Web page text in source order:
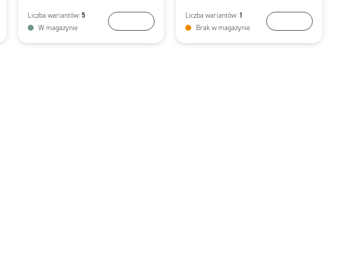
Liczba wariantów: 5
W magazynie
Liczba wariantów: 1
Brak w magazynie